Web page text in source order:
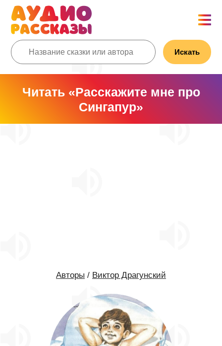
Искать
Читать «Расскажите мне про
Сингапур»
Авторы / Виктор Драгунский